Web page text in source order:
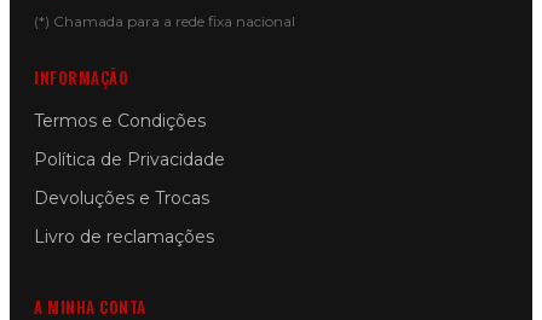
(*) Chamada para a rede fixa nacional
INFORMAÇÃO
Termos e Condições
Política de Privacidade
Devoluções e Trocas
Livro de reclamações
A MINHA CONTA